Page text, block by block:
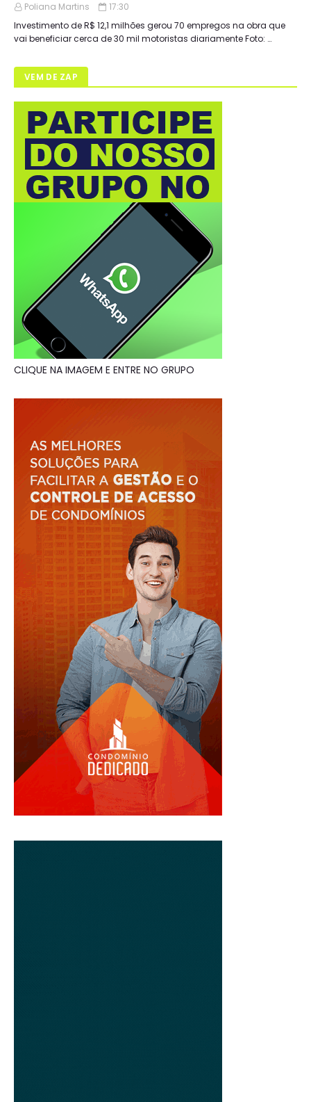
Poliana Martins
17:30
Investimento de R$ 12,1 milhões gerou 70 empregos na obra que
vai beneficiar cerca de 30 mil motoristas diariamente Foto: …
VEM DE ZAP
CLIQUE NA IMAGEM E ENTRE NO GRUPO